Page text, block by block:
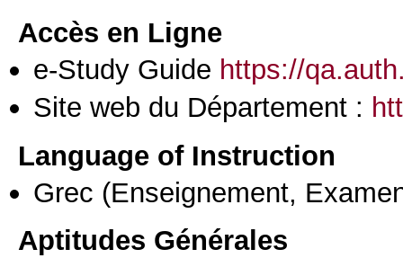
Accès en Ligne
e-Study Guide https://
Site web du Département :
Language of Instruction
Grec (Enseignement,
Aptitudes Générales